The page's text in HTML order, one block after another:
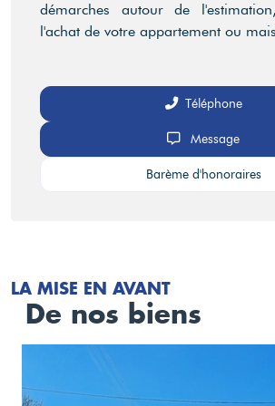
démarches autour de
l'achat de votre appartement ou
Téléphone
Message
Barème d'honoraires
LA MISE EN AVANT
De nos biens